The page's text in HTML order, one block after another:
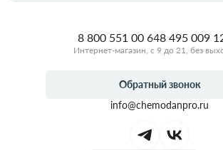
8 800 551 00 648 495 009
Интернет-магазин, с 9 до 21, без
Обратный звонок
info@chemodanpro.ru